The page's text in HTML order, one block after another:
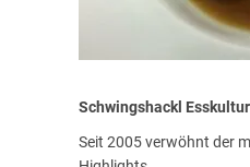
Schwingshackl
Seit 2005 verwöhnt der